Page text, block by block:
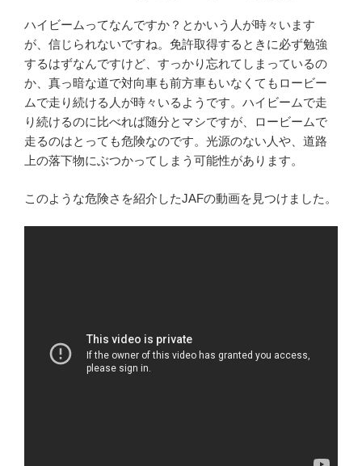
ハイビームってなんですか？とかいう人が時々います
が、信じられないですね。免許取得するときに必ず勉強
するはずなんですけど、すっかり忘れてしまっているの
か、真っ暗な道で対向車も前方車もいなくてもロービー
ムで走り続ける人が時々いるようです。ハイビームで走
り続けるのに比べれば随分とマシですが、ロービームで
走るのはとっても危険なのです。光源のない人や、道路
上の落下物にぶつかってしまう可能性があります。
このような危険さを紹介したJAFの動画を見つけました。